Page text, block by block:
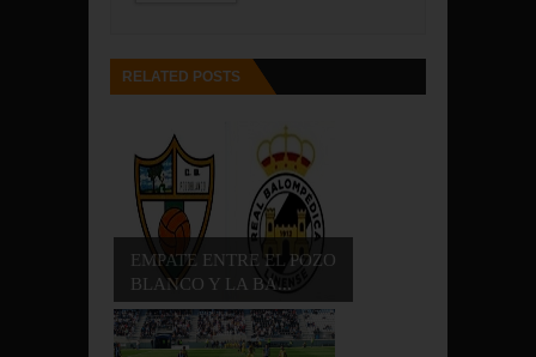
RELATED POSTS
EMPATE ENTRE EL POZO
BLANCO Y LA BA...